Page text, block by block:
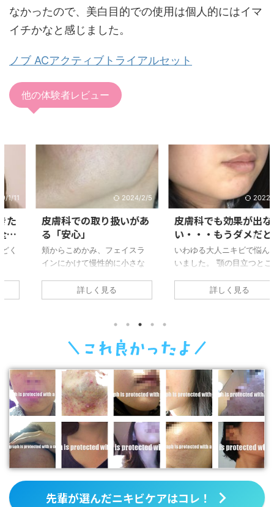
なかったので、美白目的での使用は個人的にはイマ
イチかなと感じました。
ノブ ACアクティブトライアルセット
他の体験者レビュー
2024/2/5
皮膚科での取り扱いがあ
る「安心」
頬からこめかみ、フェイスラ
インにかけて慢性的に小さな
る状態でした。 炎症をともな
う赤ニキビではなかったので
ると何も無いかのように見え
るのですが、よく見ると無数
の小さなブツブツが頬全体を
覆っている状態だったのでそ
の肌には清潔感がなく、大き
なコンプレックスになってい
ました。 油っこいものを食べ
るとニキビには良くないと聞
いたので揚げ物は控えたり、
汚れを肌に残さないようにと
しっかり洗顔をしたり、保湿
効果が高いと評判だった化粧
品を試したりとそれなりに努
力していまし ...
詳しく見る
2022/7/11
皮膚科でも効果が出な
い・・・もうダメだと思
った顎ニキビの救世主！
いわゆる大人ニキビで悩んで
いました。 顎の目立つところ
が次々にニキビに進化して表
面に現れていきました。口元
誤魔化しきれずに鏡を見るた
びに憂鬱に。。 このニキビは
とても頑固で、どんなにスキ
ンケアをしても治ってはくれ
ず、皮膚科に行くと「この赤
い点はニキビの赤ちゃんでこ
れがある限り次々と出てくる
よ」と怖いことを言われ、処
方された薬を一生懸命に塗り
ました。 しかし皮膚科の薬で
も効果はみらみられず、「も
う治らないのかな」と諦めか
けました。 自宅療法の化粧水
や保湿液 ...
詳しく見る
先輩が選んだニキビケアはコレ！